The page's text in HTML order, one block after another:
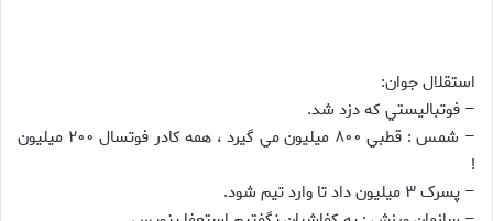
استقلال جوان:
– فوتباليستي که دزد شد.
– شمس : قطبي ۸۰۰ ميليون مي گيرد ، همه کادر فوتسال ۲۰۰ ميليون
!
– پسرک ۳ ميليون داد تا وارد تيم شود.